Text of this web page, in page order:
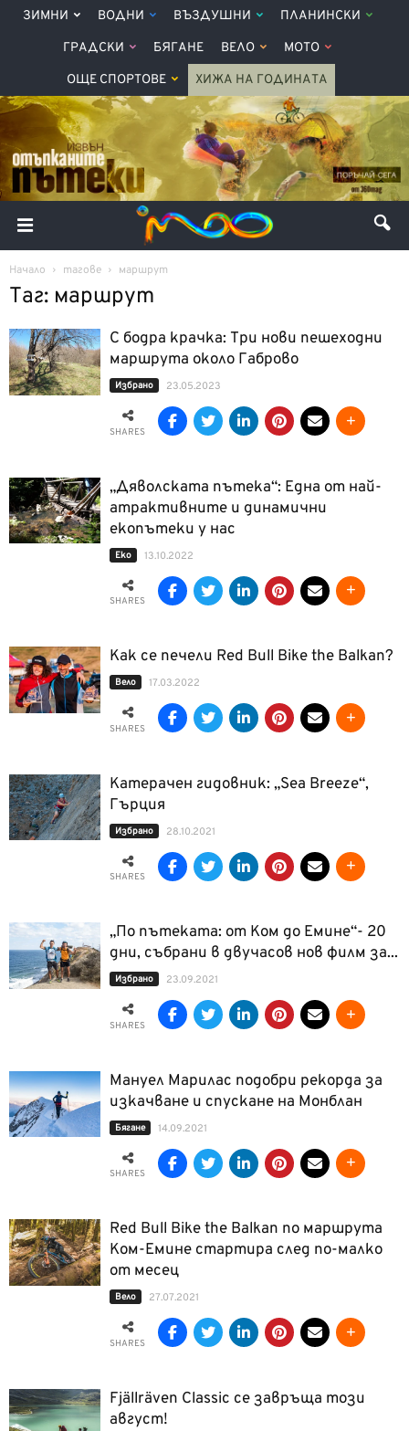
ЗИМНИ ВОДНИ ВЪЗДУШНИ ПЛАНИНСКИ
ГРАДСКИ БЯГАНЕ ВЕЛО МОТО
ОЩЕ СПОРТОВЕ ХИЖА НА ГОДИНАТА
Начало тагове маршрут
Таг: маршрут
С бодра крачка: Три нови пешеходни
маршрута около Габрово
Избрано 23.05.2023
SHARES
„Дяволската пътека“: Една от най-
атрактивните и динамични
екопътеки у нас
Еко 13.10.2022
SHARES
Как се печели Red Bull Bike the Balkan?
Вело 17.03.2022
SHARES
Катерачен гидовник: „Sea Breeze“,
Гърция
Избрано 28.10.2021
SHARES
„По пътеката: от Ком до Емине“- 20
дни, събрани в двучасов нов филм за...
Избрано 23.09.2021
SHARES
Мануел Марилас подобри рекорда за
изкачване и спускане на Монблан
Бягане 14.09.2021
SHARES
Red Bull Bike the Balkan по маршрута
Ком-Емине стартира след по-малко
от месец
Вело 27.07.2021
SHARES
Fjällräven Classic се завръща този
август!